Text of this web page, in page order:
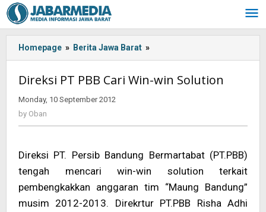
Skip
to
content
Homepage » Berita Jawa Barat »
-:IN-
>Direksi
Solution
-:-
>
Direksi PT PBB Cari Win-win Solution
Monday, 10 September 2012
by Oban
Direksi PT. Persib Bandung Bermartabat (PT.PBB)
tengah mencari win-win solution terkait
pembengkakkan anggaran tim “Maung Bandung”
musim 2012-2013. Direkrtur PT.PBB Risha Adhi